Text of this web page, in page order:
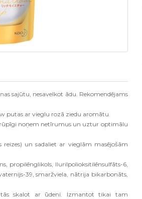
sajūtu, nesavelkot ādu. Rekomendējams
putas ar vieglu rozā ziedu aromātu.
noņem netīrumus un uztur optimālu
un sadaliet ar vieglām masējošām
propilēnglikols, llurilpolioksitilēnsulfāts-6,
39, smaržviela, nātrija bikarbonāts,
tās skalot ar ūdeni. Izmantot tikai tam